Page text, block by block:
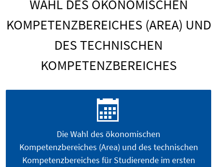
WAHL DES ÖKONOMISCHEN
KOMPETENZBEREICHES (AREA) UND
DES TECHNISCHEN
KOMPETENZBEREICHES
Die Wahl des ökonomischen
Kompetenzbereiches (Area) und des technischen
Kompetenzbereiches für Studierende im ersten